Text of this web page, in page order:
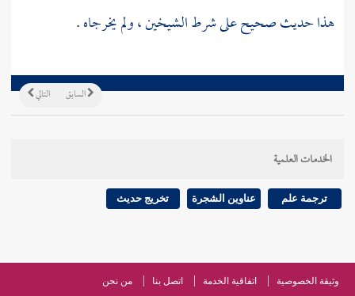
هذا حديث صحيح على شرط الشيخين ، ولم يخرجاه .
التالي السابق
الخدمات العلمية
ترجمة علم عناوين الشجرة تخريج حديث
وثيقة الخصوصية اتفاقية الخدمة اتصل بنا من نحن